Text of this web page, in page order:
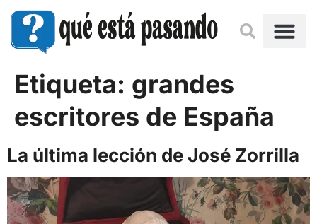
Etiqueta: grandes
escritores de España
La última lección de José Zorrilla